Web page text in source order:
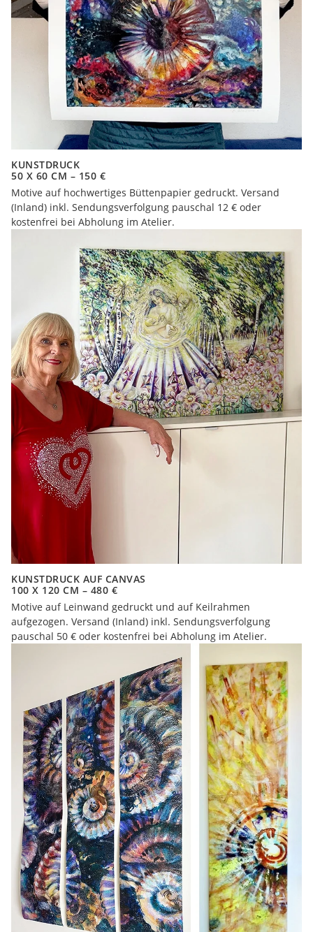
KUNSTDRUCK
50 X 60 CM – 150 €
Motive auf hochwertiges Büttenpapier gedruckt. Versand
(Inland) inkl. Sendungsverfolgung pauschal 12 € oder
kostenfrei bei Abholung im Atelier.
KUNSTDRUCK AUF CANVAS
100 X 120 CM – 480 €
Motive auf Leinwand gedruckt und auf Keilrahmen
aufgezogen. Versand (Inland) inkl. Sendungsverfolgung
pauschal 50 € oder kostenfrei bei Abholung im Atelier.